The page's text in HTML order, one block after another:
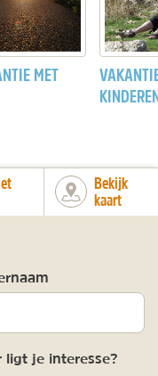
MET
Bekijk
kaart
ligt je interesse?